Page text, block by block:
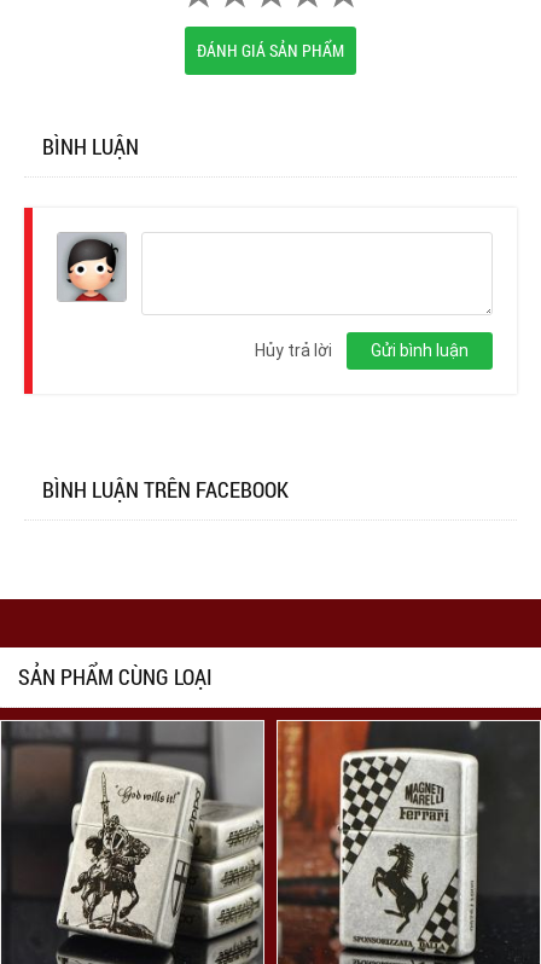
ĐÁNH GIÁ SẢN PHẨM
BÌNH LUẬN
Gửi bình luận
Hủy trả lời
BÌNH LUẬN TRÊN FACEBOOK
SẢN PHẨM CÙNG LOẠI